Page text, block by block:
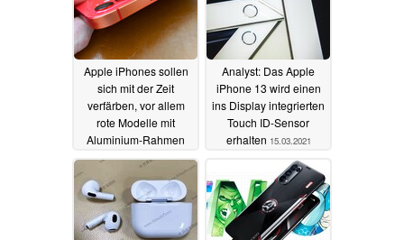
26.03.2021
Apple iPhones sollen
sich mit der Zeit
verfärben, vor allem
rote Modelle mit
Aluminium-Rahmen
15.03.2021
Analyst: Das Apple
iPhone 13 wird einen
ins Display integrierten
Touch ID-Sensor
erhalten 15.03.2021